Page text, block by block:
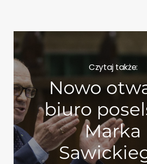
Czytaj także:
Nowo
biuro
Marka